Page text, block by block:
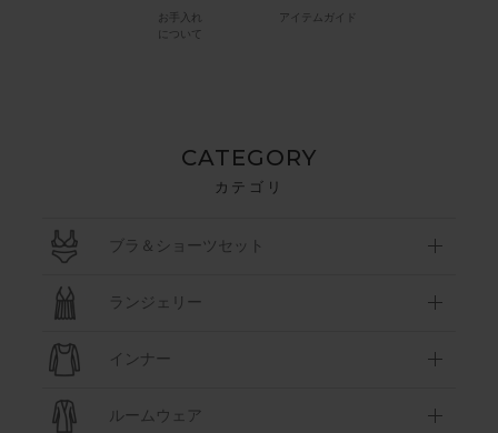
お手入れ
について
アイテムガイド
CATEGORY
カテゴリ
ブラ＆ショーツセット
ランジェリー
インナー
ルームウェア